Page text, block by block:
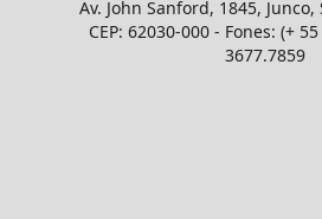
Av. John Sanford, 1845,
CEP: 62030-000 - Fones: (+
3677.7859